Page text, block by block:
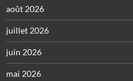
août 2026
juillet 2026
juin 2026
mai 2026